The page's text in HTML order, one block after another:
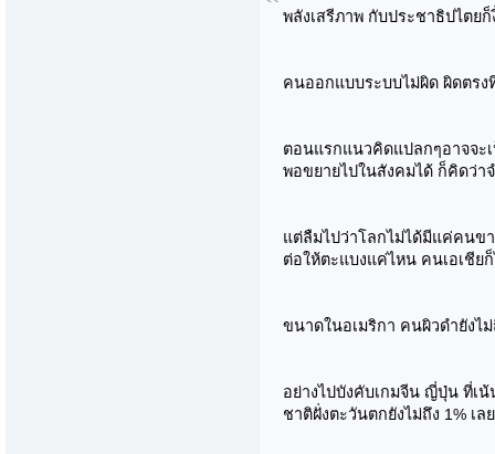
พลังเสรีภาพ กับประชาธิปไตยก็
คนออกแบบระบบไม่ผิด ผิดตรง
ตอนแรกแนวคิดแปลกๆอาจจะ
พอขยายไปในสังคมได้ ก็คิดว่า
แต่ลืมไปว่าโลกไม่ได้มีแค่คนข
ต่อให้ตะแบงแค่ไหน คนเอเชีย
ขนาดในอเมริกา คนผิวดำยังไม่
อย่างไปบังคับเกมจีน ญี่ปุ่น ที่เ
ชาติฝั่งตะวันตกยังไม่ถึง 1% เล